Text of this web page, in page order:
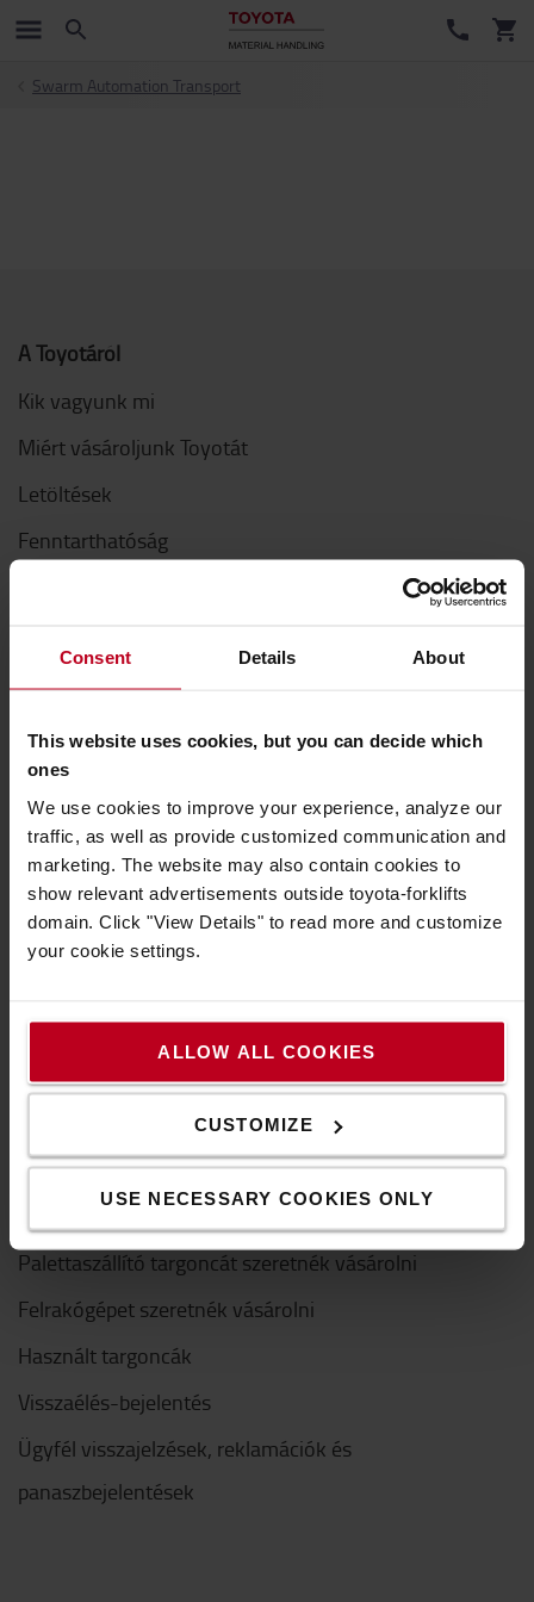
Consent Details About
This website uses cookies, but you can decide which
ones
We use cookies to improve your experience, analyze our
traffic, as well as provide customized communication and
marketing. The website may also contain cookies to
show relevant advertisements outside toyota-forklifts
domain. Click "View Details" to read more and customize
your cookie settings.
ALLOW ALL COOKIES
CUSTOMIZE
USE NECESSARY COOKIES ONLY
Swarm Automation Transport
A Toyotáról
Kik vagyunk mi
Miért vásároljunk Toyotát
Letöltések
Fenntarthatóság
Hogyan vásároljak
Szállítási & fizetési feltételek
GYIK
Hogyan vásárolhat online
Hasznos linkek
Miért érdemes a BT Liftert választani?
Logiconomi
Kapcsolódó linkek
Palettaszállító targoncát szeretnék vásárolni
Felrakógépet szeretnék vásárolni
Használt targoncák
Visszaélés-bejelentés
Ügyfél visszajelzések, reklamációk és
panaszbejelentések